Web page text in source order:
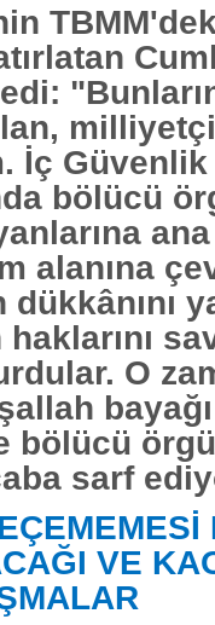
İç Güvenlik
bölücü
alanına
haklarını
O
bölücü
sarf
VE